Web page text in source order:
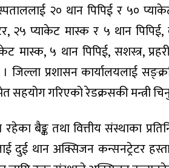
२० थान पिपिई र ५०
२५ प्याकेट मास्क र ५ थान
मास्क, ५ थान पिपिई, सशस्त्र,
जिल्ला प्रशासन कार्यालयलाई
गरिएको रेडक्रसकी मन्त्री
बैङ्क तथा वित्तीय संस्थाका
दुई थान अक्सिजन कन्सनट्रेटर